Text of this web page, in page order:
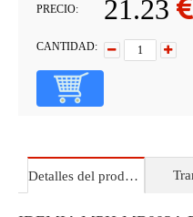
PRECIO: 21.23
CANTIDAD:
Detalles del producto